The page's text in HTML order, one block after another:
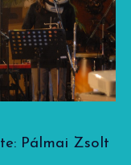
Pálmai Zsolt